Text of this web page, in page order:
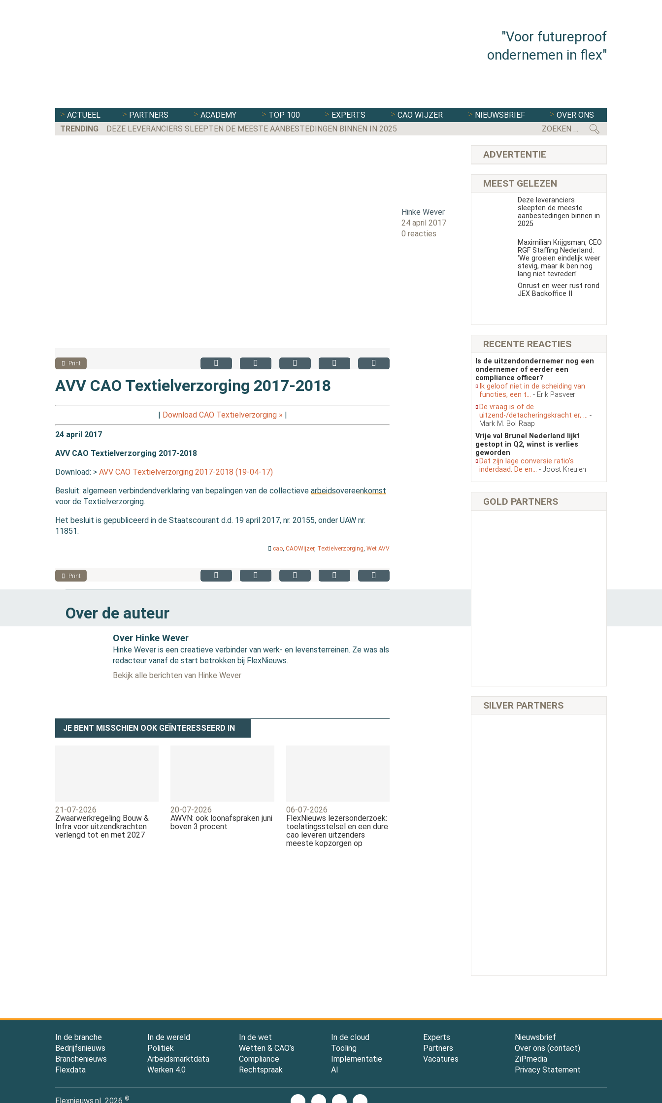
"Voor futureproof
ondernemen in flex"
ACTUEEL PARTNERS ACADEMY TOP 100 EXPERTS CAO WIJZER NIEUWSBRIEF
OVER ONS
TRENDING
DEZE LEVERANCIERS SLEEPTEN DE MEESTE AANBESTEDINGEN BINNEN IN 2025 FLEXBRANCHE WACHT
Hinke Wever
24 april 2017
0 reacties
Print
AVV CAO Textielverzorging 2017-2018
| Download CAO Textielverzorging » |
24 april 2017
AVV CAO Textielverzorging 2017-2018
Download: > AVV CAO Textielverzorging 2017-2018 (19-04-17)
Besluit: algemeen verbindendverklaring van bepalingen van de collectieve arbeidsovereenkomst
voor de Textielverzorging.
Het besluit is gepubliceerd in de Staatscourant d.d. 19 april 2017, nr. 20155, onder UAW nr.
11851.
cao,CAOWijzer, Textielverzorging,Wet AVV
Print
Over de auteur
Over Hinke Wever
Hinke Wever is een creatieve verbinder van werk- en levensterreinen. Ze was als
redacteur vanaf de start betrokken bij FlexNieuws.
Bekijk alle berichten van Hinke Wever
JE BENT MISSCHIEN OOK GEÏNTERESSEERD IN
21-07-2026
Zwaarwerkregeling Bouw &
Infra voor uitzendkrachten
verlengd tot en met 2027
20-07-2026
AWVN: ook loonafspraken juni
boven 3 procent
06-07-2026
FlexNieuws lezersonderzoek:
toelatingsstelsel en een dure
cao leveren uitzenders
meeste kopzorgen op
ADVERTENTIE
MEEST GELEZEN
Deze leveranciers
sleepten de meeste
aanbestedingen binnen in
2025
Maximilian Krijgsman, CEO
RGF Staffing Nederland:
‘We groeien eindelijk weer
stevig, maar ik ben nog
lang niet tevreden’
Onrust en weer rust rond
JEX Backoffice II
RECENTE REACTIES
Is de uitzendondernemer nog een
ondernemer of eerder een
compliance officer?
Ik geloof niet in de scheiding van
functies, een t... - Erik Pasveer
De vraag is of de
uitzend-/detacheringskracht er, ... -
Mark M. Bol Raap
Vrije val Brunel Nederland lijkt
gestopt in Q2, winst is verlies
geworden
Dat zijn lage conversie ratio’s
inderdaad. De en... - Joost Kreulen
GOLD PARTNERS
SILVER PARTNERS
In de branche
Bedrijfsnieuws
Branchenieuws
Flexdata
In de wereld
Politiek
Arbeidsmarktdata
Werken 4.0
In de wet
Wetten & CAO’s
Compliance
Rechtspraak
In de cloud
Tooling
Implementatie
AI
Experts
Partners
Vacatures
Nieuwsbrief
Over ons (contact)
ZiPmedia
Privacy Statement
Flexnieuws.nl 2026 ©